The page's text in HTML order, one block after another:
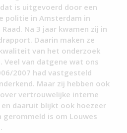
is uitgevoerd door een
politie in Amsterdam in
Na 3 jaar kwamen zij in
Daarin maken ze
van het onderzoek
Veel van datgene wat ons
2007 had vastgesteld
Maar zij hebben ook
vertrouwelijke interne
daaruit blijkt ook hoezeer
gerommeld is om Louwes